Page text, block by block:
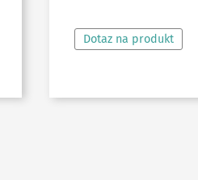
Dotaz na produkt